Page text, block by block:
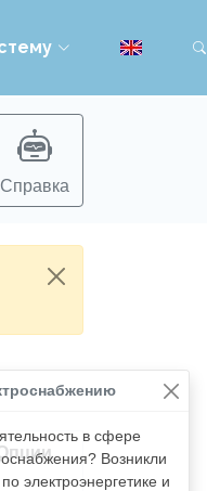
Справка
в сфере
Возникли
электроэнергетике и